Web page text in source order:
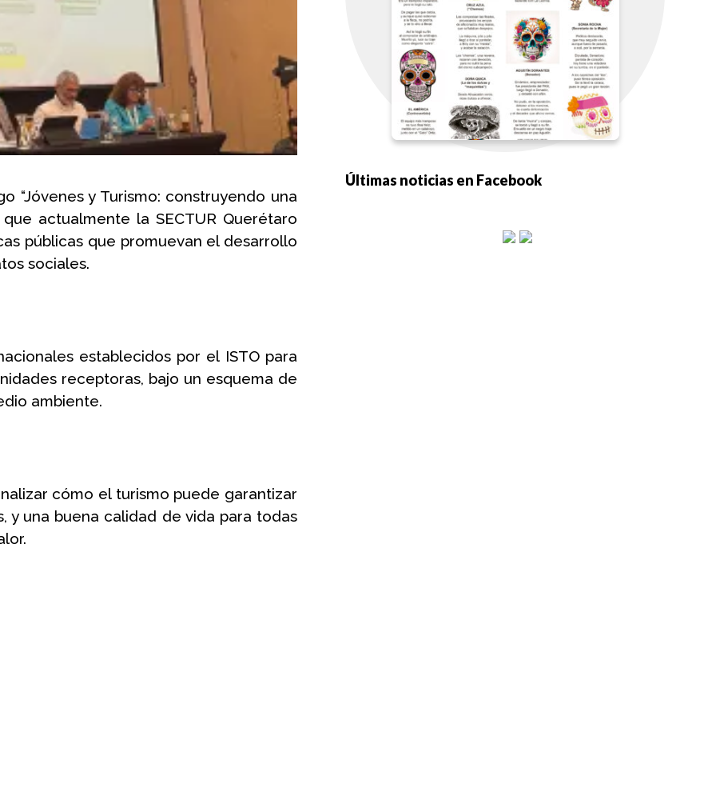
“Jóvenes y Turismo: construyendo una
actualmente la SECTUR Querétaro
públicas que promuevan el desarrollo
sociales.
establecidos por el ISTO para
receptoras, bajo un esquema de
ambiente.
cómo el turismo puede garantizar
y una buena calidad de vida para todas
Últimas noticias en Facebook